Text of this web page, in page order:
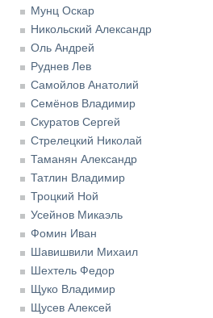
Мунц Оскар
Никольский Александр
Оль Андрей
Руднев Лев
Самойлов Анатолий
Семёнов Владимир
Скуратов Сергей
Стрелецкий Николай
Таманян Александр
Татлин Владимир
Троцкий Ной
Усейнов Микаэль
Фомин Иван
Шавишвили Михаил
Шехтель Федор
Щуко Владимир
Щусев Алексей